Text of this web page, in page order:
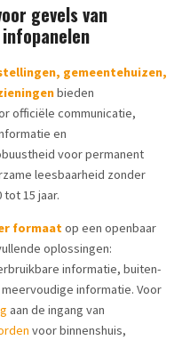
gevels van
gemeentehuizen,
bieden
officiële communicatie,
en
voor permanent
leesbaarheid zonder
15 jaar.
formaatop een openbaar
oplossingen:
informatie, buiten-
informatie. Voor
aan de ingang van
voor binnenshuis,